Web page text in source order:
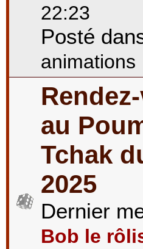
22:23
Posté
animations
au
Tchak
2025
Dernier
Bob le